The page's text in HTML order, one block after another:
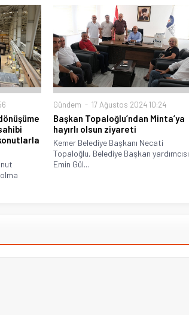
Gündem 17 Ağustos 2024 10:24
Başkan Topaloğlu’ndan Minta’ya
hayırlı olsun ziyareti
Kemer Belediye Başkanı Necati
Topaloğlu, Belediye Başkan yardımcısı
Emin Gül...